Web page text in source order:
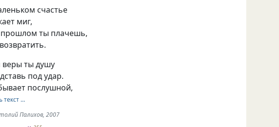
счастье
миг,
ты плачешь,
веры ты душу
под удар.
послушной,
текст …
Палихов, 2007